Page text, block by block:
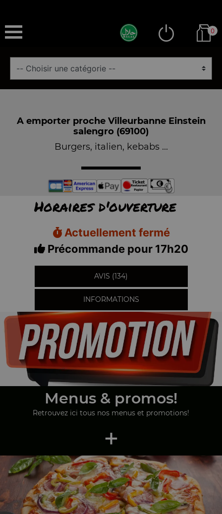
0
A emporter proche Villeurbanne Einstein
salengro (69100)
Burgers, italien, kebabs ...
Horaires d'ouverture
Actuellement fermé
Précommande pour 17h20
AVIS (134)
INFORMATIONS
Menus & promos!
Retrouvez ici tous nos menus et promotions!
+